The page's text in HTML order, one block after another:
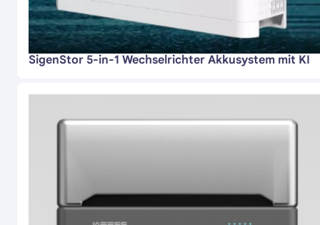
SigenStor 5-in-1 Wechselrichter Akkusystem mit KI